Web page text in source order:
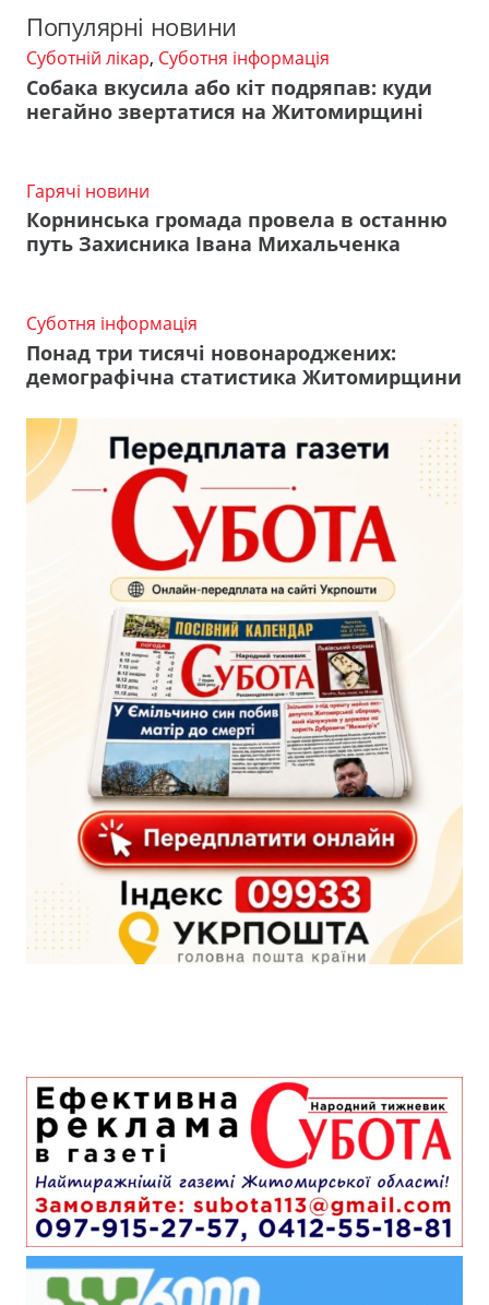
Популярні новини
Суботній лікар, Суботня інформація
Собака вкусила або кіт подряпав: куди
негайно звертатися на Житомирщині
Гарячі новини
Корнинська громада провела в останню
путь Захисника Івана Михальченка
Суботня інформація
Понад три тисячі новонароджених:
демографічна статистика Житомирщини